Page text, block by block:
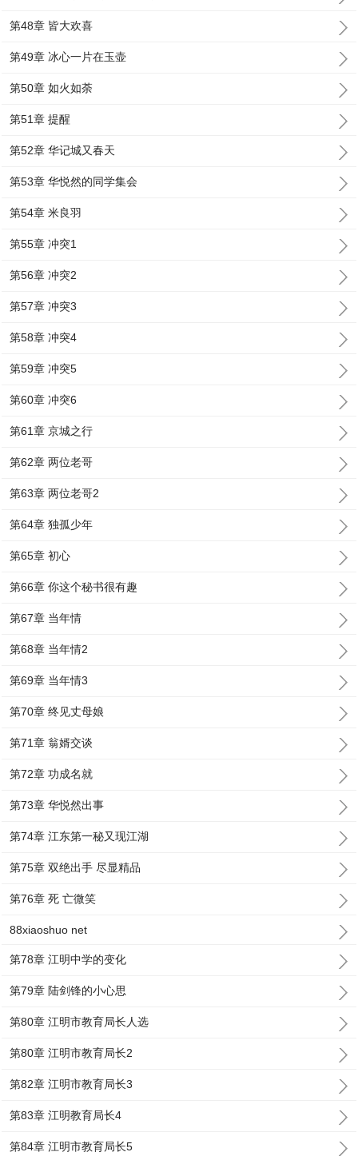
第48章 皆大欢喜
第49章 冰心一片在玉壶
第50章 如火如荼
第51章 提醒
第52章 华记城又春天
第53章 华悦然的同学集会
第54章 米良羽
第55章 冲突1
第56章 冲突2
第57章 冲突3
第58章 冲突4
第59章 冲突5
第60章 冲突6
第61章 京城之行
第62章 两位老哥
第63章 两位老哥2
第64章 独孤少年
第65章 初心
第66章 你这个秘书很有趣
第67章 当年情
第68章 当年情2
第69章 当年情3
第70章 终见丈母娘
第71章 翁婿交谈
第72章 功成名就
第73章 华悦然出事
第74章 江东第一秘又现江湖
第75章 双绝出手 尽显精品
第76章 死 亡微笑
88xiaoshuo net
第78章 江明中学的变化
第79章 陆剑锋的小心思
第80章 江明市教育局长人选
第80章 江明市教育局长2
第82章 江明市教育局长3
第83章 江明教育局长4
第84章 江明市教育局长5